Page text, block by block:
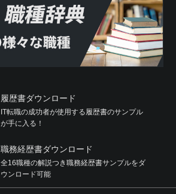
履歴書ダウンロード
IT転職の成功者が使用する履歴書のサンプル
が手に入る！
職務経歴書ダウンロード
全16職種の解説つき職務経歴書サンプルをダ
ウンロード可能